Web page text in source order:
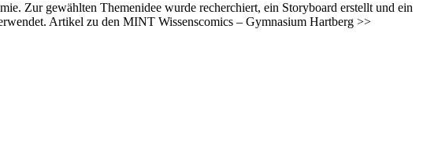
Zur gewählten Themenidee wurde recherchiert, ein Storyboard erstellt und ein
Artikel zu den MINT Wissenscomics – Gymnasium Hartberg >>